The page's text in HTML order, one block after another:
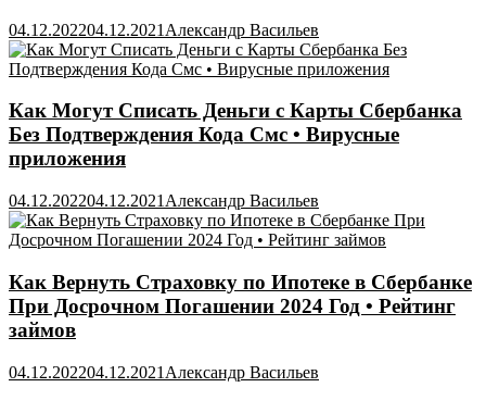
04.12.202204.12.2021 Александр Васильев
Как Могут Списать Деньги с Карты Сбербанка
Без Подтверждения Кода Смс • Вирусные
приложения
04.12.202204.12.2021 Александр Васильев
Как Вернуть Страховку по Ипотеке в Сбербанке
При Досрочном Погашении 2024 Год • Рейтинг
займов
04.12.202204.12.2021 Александр Васильев